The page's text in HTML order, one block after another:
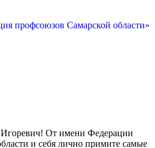
профсоюзов Самарской области»
От имени Федерации
и себя лично примите самые